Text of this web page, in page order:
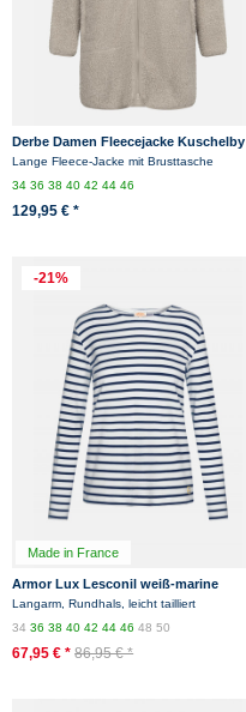
Derbe Damen Fleecejacke Kuschelby
Long Beige Teddy
Lange Fleece-Jacke mit Brusttasche
34363840424446
129,95 € *
-21%
Made in France
Armor Lux Lesconil weiß-marine
Damen Streifenshirt
Langarm, Rundhals, leicht tailliert
343638404244464850
67,95 € * 86,95 € *